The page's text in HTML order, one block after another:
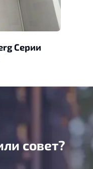
Серии
совет?